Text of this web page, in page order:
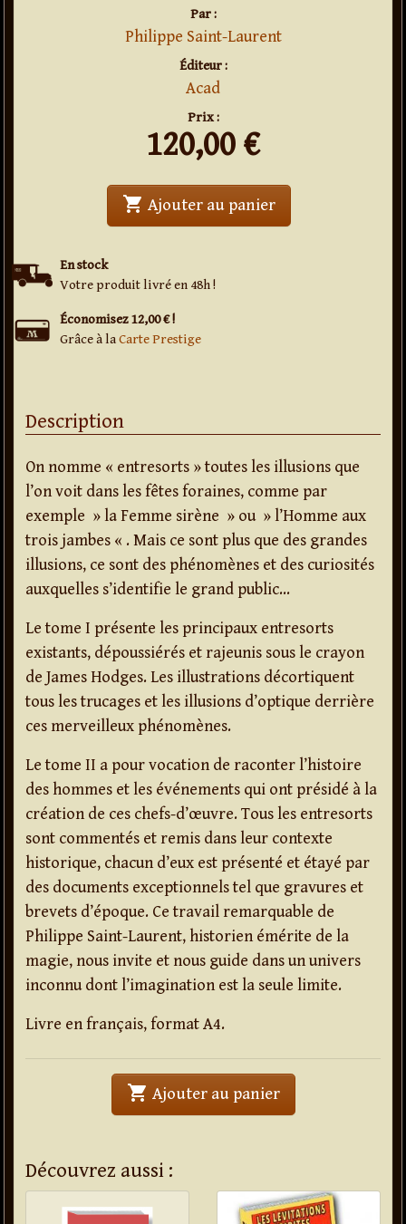
Par :
Philippe Saint-Laurent
Éditeur :
Acad
Prix :
120,00 €
En stock
Votre produit livré en 48h !
Économisez 12,00 € !
Grâce à laCarte Prestige
shopping_cart Ajouter au panier' . Les Entresorts
Description
On nomme « entresorts » toutes les illusions que
l’on voit dans les fêtes foraines, comme par
exemple » la Femme sirène » ou » l’Homme aux
trois jambes « . Mais ce sont plus que des grandes
illusions, ce sont des phénomènes et des curiosités
auxquelles s’identifie le grand public…
Le tome I présente les principaux entresorts
existants, dépoussiérés et rajeunis sous le crayon
de James Hodges. Les illustrations décortiquent
tous les trucages et les illusions d’optique derrière
ces merveilleux phénomènes.
Le tome II a pour vocation de raconter l’histoire
des hommes et les événements qui ont présidé à la
création de ces chefs-d’œuvre. Tous les entresorts
sont commentés et remis dans leur contexte
historique, chacun d’eux est présenté et étayé par
des documents exceptionnels tel que gravures et
brevets d’époque. Ce travail remarquable de
Philippe Saint-Laurent, historien émérite de la
magie, nous invite et nous guide dans un univers
inconnu dont l’imagination est la seule limite.
Livre en français, format A4.
shopping_cart Ajouter au panier' . Les Entresorts
Découvrez aussi :